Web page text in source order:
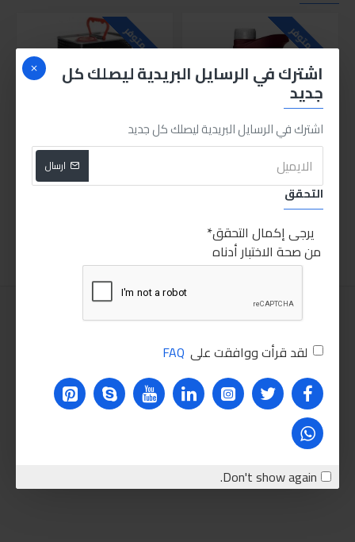
اشترك في الرسايل البريدية ليصلك كل
جديد
اشترك في الرسايل البريدية ليصلك كل جديد
ارسال
التحقق
يرجى إكمال التحقق
من صحة الاختبار أدناه
لقد قرأت ووافقت على FAQ
Don't show again.
غير متوفر
100.00LE
اضافة للسلة
غير متوفر